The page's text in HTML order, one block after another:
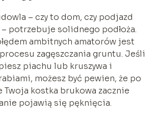
– czy to dom, czy podjazd
potrzebuje solidnego podłoża.
ambitnych amatorów jest
zagęszczania gruntu. Jeśli
piachu lub kruszywa i
możesz być pewien, że po
kostka brukowa zacznie
pojawią się pęknięcia.